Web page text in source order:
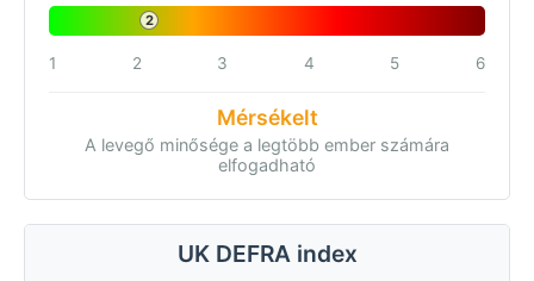
2
1 2 3 4 5 6
Mérsékelt
A levegő minősége a legtöbb ember számára
elfogadható
UK DEFRA index